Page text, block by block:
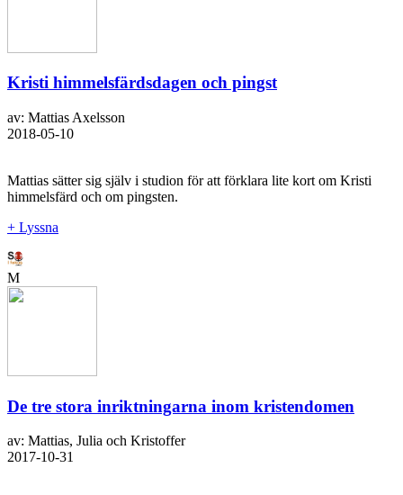
Kristi himmelsfärdsdagen och pingst
av: Mattias Axelsson
2018-05-10
Mattias sätter sig själv i studion för att förklara lite kort om Kristi
himmelsfärd och om pingsten.
+ Lyssna
M
De tre stora inriktningarna inom kristendomen
av: Mattias, Julia och Kristoffer
2017-10-31